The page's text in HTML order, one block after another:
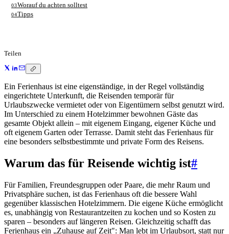
03Worauf du achten solltest
04Tipps
Teilen
Ein Ferienhaus ist eine eigenständige, in der Regel vollständig
eingerichtete Unterkunft, die Reisenden temporär für
Urlaubszwecke vermietet oder von Eigentümern selbst genutzt wird.
Im Unterschied zu einem Hotelzimmer bewohnen Gäste das
gesamte Objekt allein – mit eigenem Eingang, eigener Küche und
oft eigenem Garten oder Terrasse. Damit steht das Ferienhaus für
eine besonders selbstbestimmte und private Form des Reisens.
Warum das für Reisende wichtig ist#
Für Familien, Freundesgruppen oder Paare, die mehr Raum und
Privatsphäre suchen, ist das Ferienhaus oft die bessere Wahl
gegenüber klassischen Hotelzimmern. Die eigene Küche ermöglicht
es, unabhängig von Restaurantzeiten zu kochen und so Kosten zu
sparen – besonders auf längeren Reisen. Gleichzeitig schafft das
Ferienhaus ein „Zuhause auf Zeit": Man lebt im Urlaubsort, statt nur